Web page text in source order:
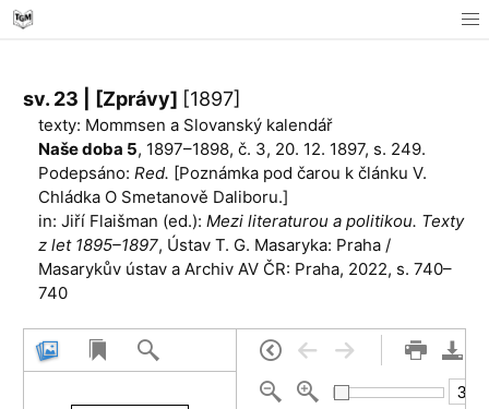
sv. 23 | [Zprávy] [1897]
texty: Mommsen a Slovanský kalendář
Naše doba 5, 1897–1898, č. 3, 20. 12. 1897, s. 249.
Podepsáno: Red. [Poznámka pod čarou k článku V.
Chládka O Smetanově Daliboru.]
in: Jiří Flaišman (ed.): Mezi literaturou a politikou. Texty
z let 1895–1897, Ústav T. G. Masaryka: Praha /
Masarykův ústav a Archiv AV ČR: Praha, 2022, s. 740–
740